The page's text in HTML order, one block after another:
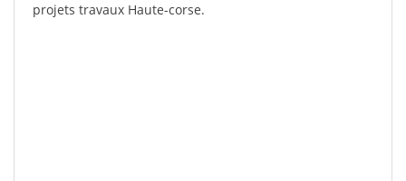
projets travaux Haute-corse.